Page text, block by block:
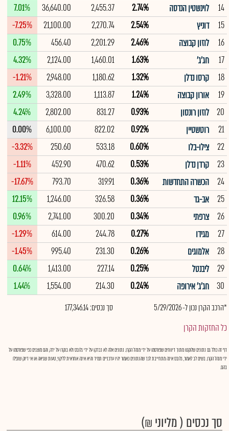
14
לוינשטין הנדסה 2.74%
2,455.37
36,640.00
7.01%
15
דוניץ 2.54%
2,270.74
21,100.00
-7.25%
16
לוזון קבוצה 2.46%
2,201.29
456.40
0.75%
17
חג'ג' 1.63%
1,460.01
2,124.00
4.32%
18
קרסו נדלן 1.32%
1,180.62
2,948.00
-1.21%
19
אורון קבוצה 1.24%
1,113.87
3,328.00
2.49%
20
לוזון רונסון 0.93%
831.27
2,802.00
4.24%
21
רוטשטיין 0.92%
822.02
6,100.00
0.00%
22
צילו-בלו 0.60%
533.18
250.60
-3.32%
23
קרדן נדלן 0.53%
470.62
452.90
-1.11%
24
הכשרה התחדשות 0.36%
319.91
793.70
-17.67%
25
אב-גד 0.36%
326.58
1,246.00
12.15%
26
צרפתי 0.34%
300.20
2,741.00
0.96%
27
מגידו 0.27%
244.78
614.00
-1.29%
28
אלמוגים 0.26%
231.30
995.40
-1.45%
29
ליבנטל 0.25%
227.14
1,413.00
0.64%
30
חג'ג' אירופה 0.24%
214.30
1,554.00
1.44%
*הרכב הקרן נכון ל- 5/29/2026 סך נכסים: 177,346.14
כל החזקות הקרן
דף זה כולל גם נתונים שלוקטו מתוך דיווחים שפורסמו על ידי מנהל הקרן. נתונים אלה לא נבדקו על ידי גלובס ולא בוקרו על ידה, והם מוצגים כפי שפורסמו על
ידי מנהל הקרן. בשים לב לאמור, גלובס אינה מתחייבת לכך שהנתונים כאמור יהיו עדכניים תמיד והיא אינה אחראית לליקוי, טעות שגיאה או אי דיוק שנפלו
בהם.
סך נכסים ( מליוני ₪)